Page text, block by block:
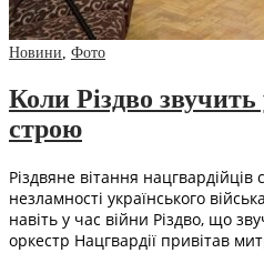
Новини, Фото
Коли Різдво
строю
Різдвяне вітання
незламності українського
навіть у час війни Різдво, що
оркестр Нацгвардії привітав